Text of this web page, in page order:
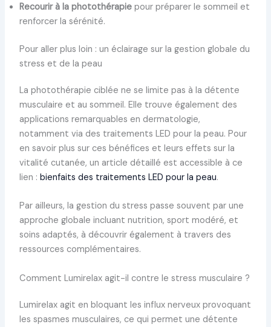
Recourir à la photothérapiepour préparer le sommeil et
renforcer la sérénité.
Pour aller plus loin : un éclairage sur la gestion globale du
stress et de la peau
La photothérapie ciblée ne se limite pas à la détente
musculaire et au sommeil. Elle trouve également des
applications remarquables en dermatologie,
notamment via des traitements LED pour la peau. Pour
en savoir plus sur ces bénéfices et leurs effets sur la
vitalité cutanée, un article détaillé est accessible à ce
lien : bienfaits des traitements LED pour la peau.
Par ailleurs, la gestion du stress passe souvent par une
approche globale incluant nutrition, sport modéré, et
soins adaptés, à découvrir également à travers des
ressources complémentaires.
Comment Lumirelax agit-il contre le stress musculaire ?
Lumirelax agit en bloquant les influx nerveux provoquant
les spasmes musculaires, ce qui permet une détente